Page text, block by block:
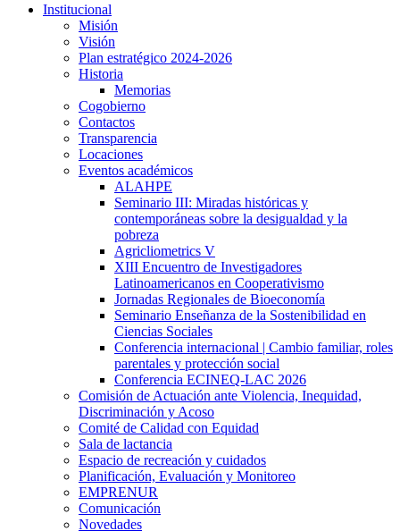
Institucional
Misión
Visión
Plan estratégico 2024-2026
Historia
Memorias
Cogobierno
Contactos
Transparencia
Locaciones
Eventos académicos
ALAHPE
Seminario III: Miradas históricas y
contemporáneas sobre la desigualdad y la
pobreza
Agricliometrics V
XIII Encuentro de Investigadores
Latinoamericanos en Cooperativismo
Jornadas Regionales de Bioeconomía
Seminario Enseñanza de la Sostenibilidad en
Ciencias Sociales
Conferencia internacional | Cambio familiar, roles
parentales y protección social
Conferencia ECINEQ-LAC 2026
Comisión de Actuación ante Violencia, Inequidad,
Discriminación y Acoso
Comité de Calidad con Equidad
Sala de lactancia
Espacio de recreación y cuidados
Planificación, Evaluación y Monitoreo
EMPRENUR
Comunicación
Novedades